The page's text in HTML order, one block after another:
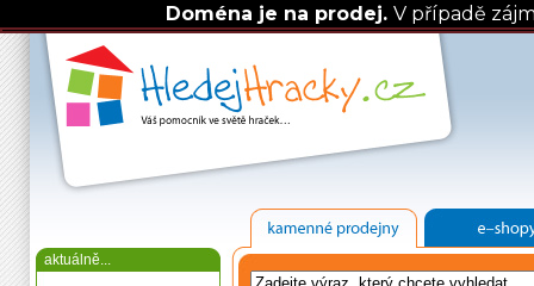
Doména je na prodej.V případě
aktuálně...